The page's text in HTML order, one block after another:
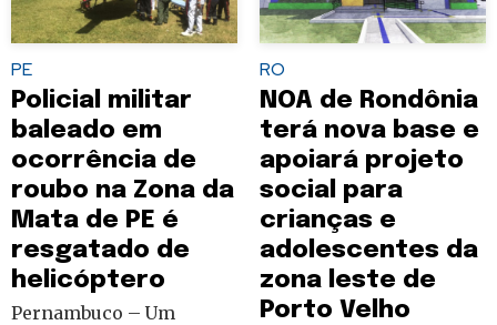
PE
Policial militar
baleado em
ocorrência de
roubo na Zona da
Mata de PE é
resgatado de
helicóptero
Pernambuco – Um
RO
NOA de Rondônia
terá nova base e
apoiará projeto
social para
crianças e
adolescentes da
zona leste de
Porto Velho